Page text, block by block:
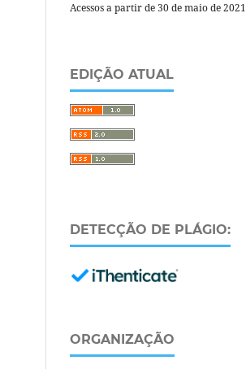
Acessos a partir de 30 de maio de 2021
EDIÇÃO ATUAL
DETECÇÃO DE PLÁGIO:
ORGANIZAÇÃO